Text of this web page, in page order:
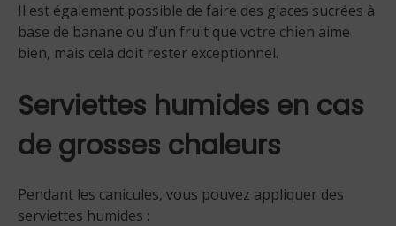
Il est également possible de faire des glaces sucrées à
base de banane ou d’un fruit que votre chien aime
bien, mais cela doit rester exceptionnel.
Serviettes humides en cas
de grosses chaleurs
Pendant les canicules, vous pouvez appliquer des
serviettes humides :